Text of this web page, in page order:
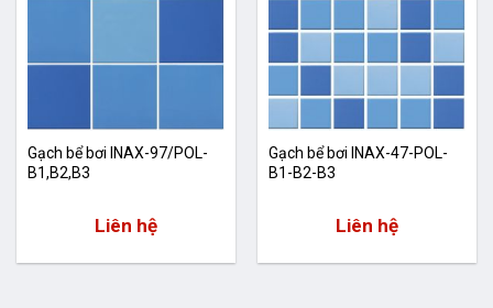
Gạch bể bơi INAX-97/POL-
B1,B2,B3
Liên hệ
Gạch bể bơi INAX-47-POL-
B1-B2-B3
Liên hệ